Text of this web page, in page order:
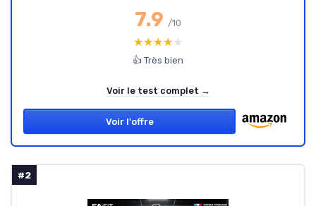
7.9 /10
★★★★★
★★★★★
👍 Très bien
Voir le test complet →
Voir l'offre
#2